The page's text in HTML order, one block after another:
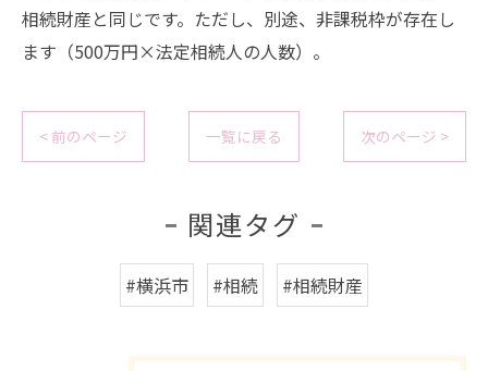
相続財産と同じです。ただし、別途、非課税枠が存在し
ます（500万円×法定相続人の人数）。
< 前のページ 一覧に戻る 次のページ >
関連タグ
#横浜市 #相続 #相続財産